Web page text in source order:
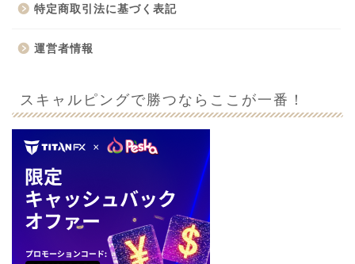
特定商取引法に基づく表記
運営者情報
スキャルピングで勝つならここが一番！